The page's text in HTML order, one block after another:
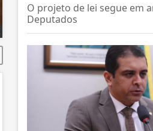
O projeto de lei segue em
Deputados